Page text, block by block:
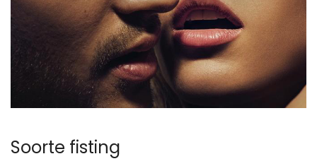
Soorte fisting